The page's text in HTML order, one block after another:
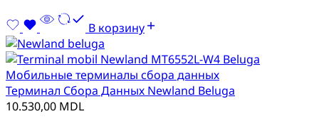
В корзину
Мобильные терминалы сбора данных
Терминал Сбора Данных Newland Beluga
10.530,00 MDL